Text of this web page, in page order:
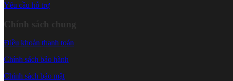
Yêu cầu hỗ trợ
Chính sách chung
Điều khoản thanh toán
Chính sách bảo hành
Chính sách bảo mật